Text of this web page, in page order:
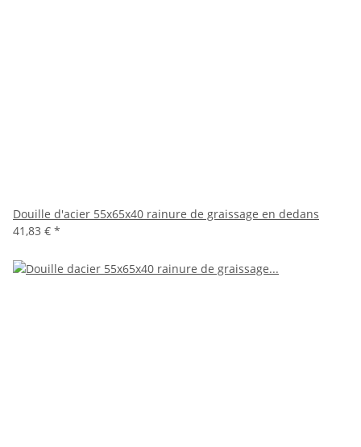
Douille d'acier 55x65x40 rainure de graissage en dedans
41,83 € *